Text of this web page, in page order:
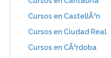
Cursos en CastellÃ³n
Cursos en Ciudad Real
Cursos en CÃ³rdoba